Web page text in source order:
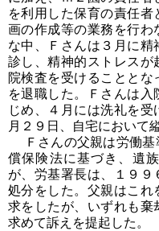
を利用した保育の責任
画の作成等の業務を行わ
な中、Ｆさんは３月に
診し、精神的ストレスが
院検査を受けることとな
を退職した。Ｆさんは
じめ、４月には洗礼を
月２９日、自宅において
Ｆさんの父親は労働基
償保険法に基づき、遺
が、労基署長は、１９
処分をした。父親はこ
求をしたが、いずれも棄
求めて訴えを提起した。